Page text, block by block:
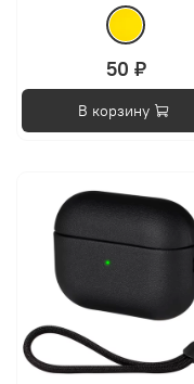
50 ₽
В корзину